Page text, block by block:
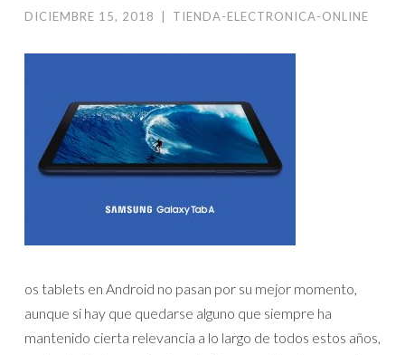
DICIEMBRE 15, 2018 TIENDA-ELECTRONICA-ONLINE
os tablets en Android no pasan por su mejor momento,
aunque si hay que quedarse alguno que siempre ha
mantenido cierta relevancia a lo largo de todos estos años,